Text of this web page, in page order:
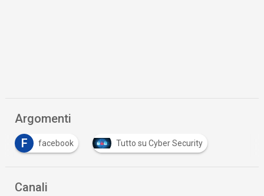
Argomenti
F
facebook Tutto su Cyber Security
Canali